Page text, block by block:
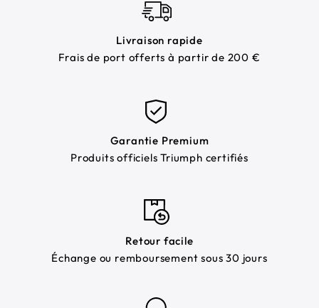
Livraison rapide
Frais de port offerts à partir de 200 €
Garantie Premium
Produits officiels Triumph certifiés
Retour facile
Échange ou remboursement sous 30 jours